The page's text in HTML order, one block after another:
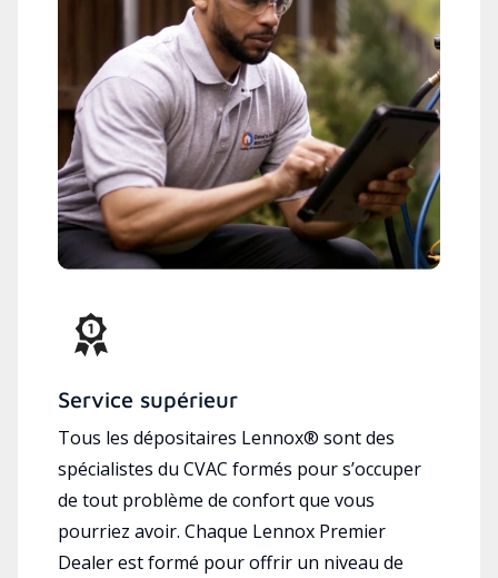
Service supérieur
Tous les dépositaires Lennox® sont des
spécialistes du CVAC formés pour s’occuper
de tout problème de confort que vous
pourriez avoir. Chaque Lennox Premier
Dealer est formé pour offrir un niveau de